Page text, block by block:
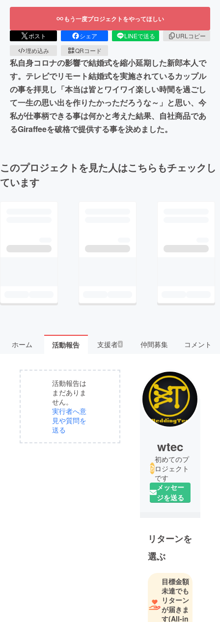
もう一度プロジェクトをやってほしい
ポスト シェア LINEで送る
URLコピー
埋め込み
QRコード
私自身コロナの影響で結婚式を縮小延期した新郎本人で
す。テレビでリモート結婚式を実施されているカップル
の事を拝見し「本当は皆とワイワイ楽しい時間を過ごし
て一生の思い出を作りたかっただろうな～」と思い、今
私が仕事柄できる事は何かと考えた結果、自社商品であ
るGiraffeeを破格で提供する事を決めました。
このプロジェクトを見た人はこちらもチェックし
ています
ホーム 活動報告 支援者4 仲間募集 コメント
活動報告は
まだありま
せん。
実行者へ意
見や質問を
送る
wtec
初めてのプ
ロジェクト
です
メッセー
ジを送る
リターンを
選ぶ
目標金額
未達でも
リターン
が届きま
す(All-in